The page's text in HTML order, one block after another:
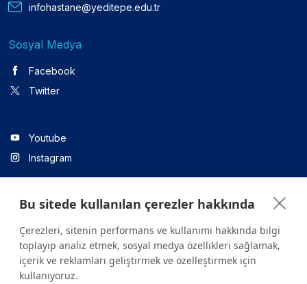
infohastane@yeditepe.edu.tr
Sosyal Medya
Facebook
Twitter
Youtube
Instagram
Linkedin
Sitede yer alan tüm içerikler yalnızca bilgilendirme amaçlıdır.
Bu sitede kullanılan çerezler hakkında
Çerezleri, sitenin performans ve kullanımı hakkında bilgi
toplayıp analiz etmek, sosyal medya özellikleri sağlamak,
içerik ve reklamları geliştirmek ve özelleştirmek için
kullanıyoruz.